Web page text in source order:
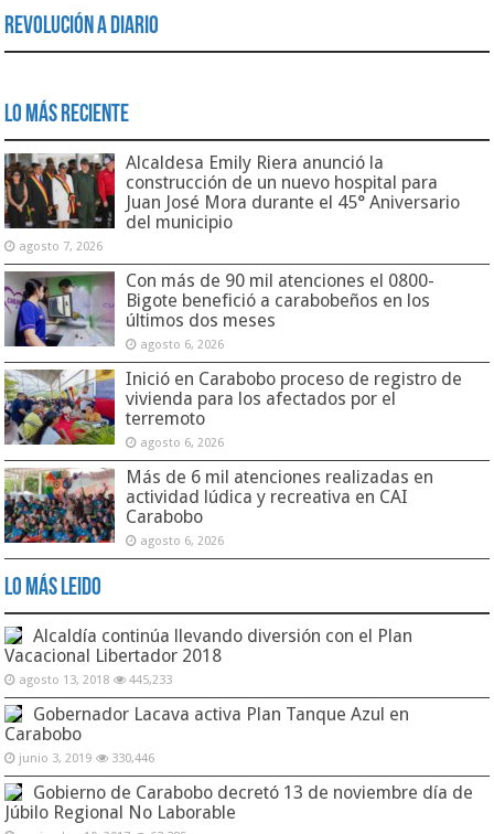
Revolución a Diario
Lo Más Reciente
Alcaldesa Emily Riera anunció la
construcción de un nuevo hospital para
Juan José Mora durante el 45° Aniversario
del municipio
agosto 7, 2026
Con más de 90 mil atenciones el 0800-
Bigote benefició a carabobeños en los
últimos dos meses
agosto 6, 2026
Inició en Carabobo proceso de registro de
vivienda para los afectados por el
terremoto
agosto 6, 2026
Más de 6 mil atenciones realizadas en
actividad lúdica y recreativa en CAI
Carabobo
agosto 6, 2026
Lo Más Leido
Alcaldía continúa llevando diversión con el Plan
Vacacional Libertador 2018
agosto 13, 2018 445,233
Gobernador Lacava activa Plan Tanque Azul en
Carabobo
junio 3, 2019 330,446
Gobierno de Carabobo decretó 13 de noviembre día de
Júbilo Regional No Laborable